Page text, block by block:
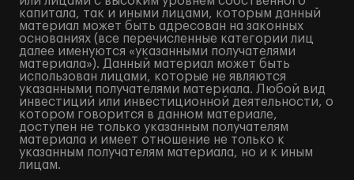
капитала, так и иными лицами, которым данный
материал может быть адресован на законных
основаниях (все перечисленные категории лиц
далее именуются «указанными получателями
материала»). Данный материал может быть
использован лицами, которые не являются
указанными получателями материала. Любой вид
инвестиций или инвестиционной деятельности, о
котором говорится в данном материале,
доступен не только указанным получателям
материала и имеет отношение не только к
указанным получателям материала, но и к иным
лицам.